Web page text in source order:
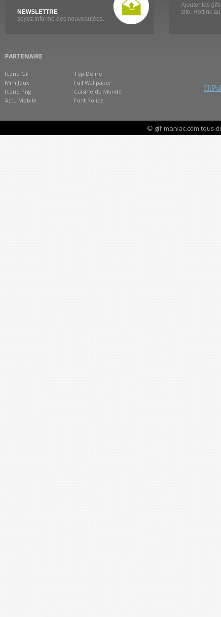
NEWSLETTRE
soyez informé des nouveautées.
Ajouter les
site. Hotlink
PARTENAIRE
Icone Gif
Mini Jeux
Icone Png
Actu Mobile
Top Delire
Full Wallpaper
Cuisine du Monde
Font Police
© gif-maniac.com tous